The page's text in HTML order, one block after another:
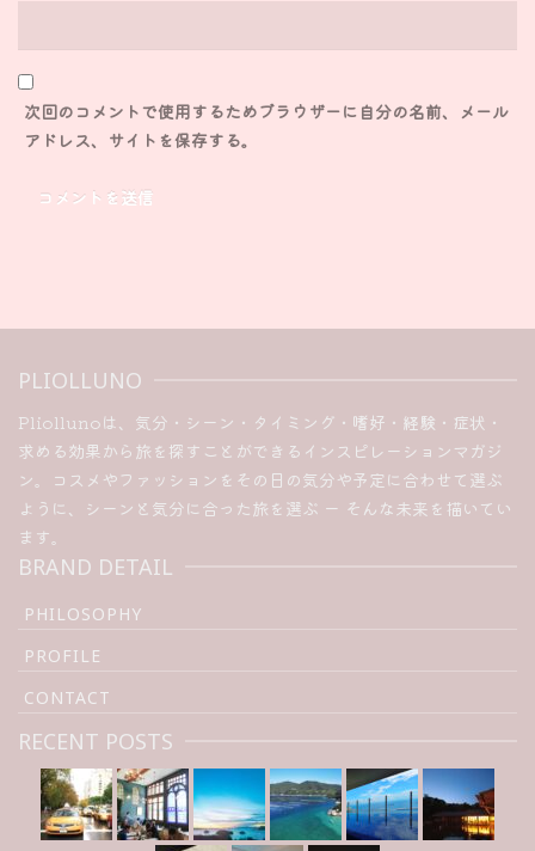
次回のコメントで使用するためブラウザーに自分の名前、メール
アドレス、サイトを保存する。
PLIOLLUNO
Pliollunoは、気分・シーン・タイミング・嗜好・経験・症状・
求める効果から旅を探すことができるインスピレーションマガジ
ン。コスメやファッションをその日の気分や予定に合わせて選ぶ
ように、シーンと気分に合った旅を選ぶ ー そんな未来を描いてい
ます。
BRAND DETAIL
PHILOSOPHY
PROFILE
CONTACT
RECENT POSTS